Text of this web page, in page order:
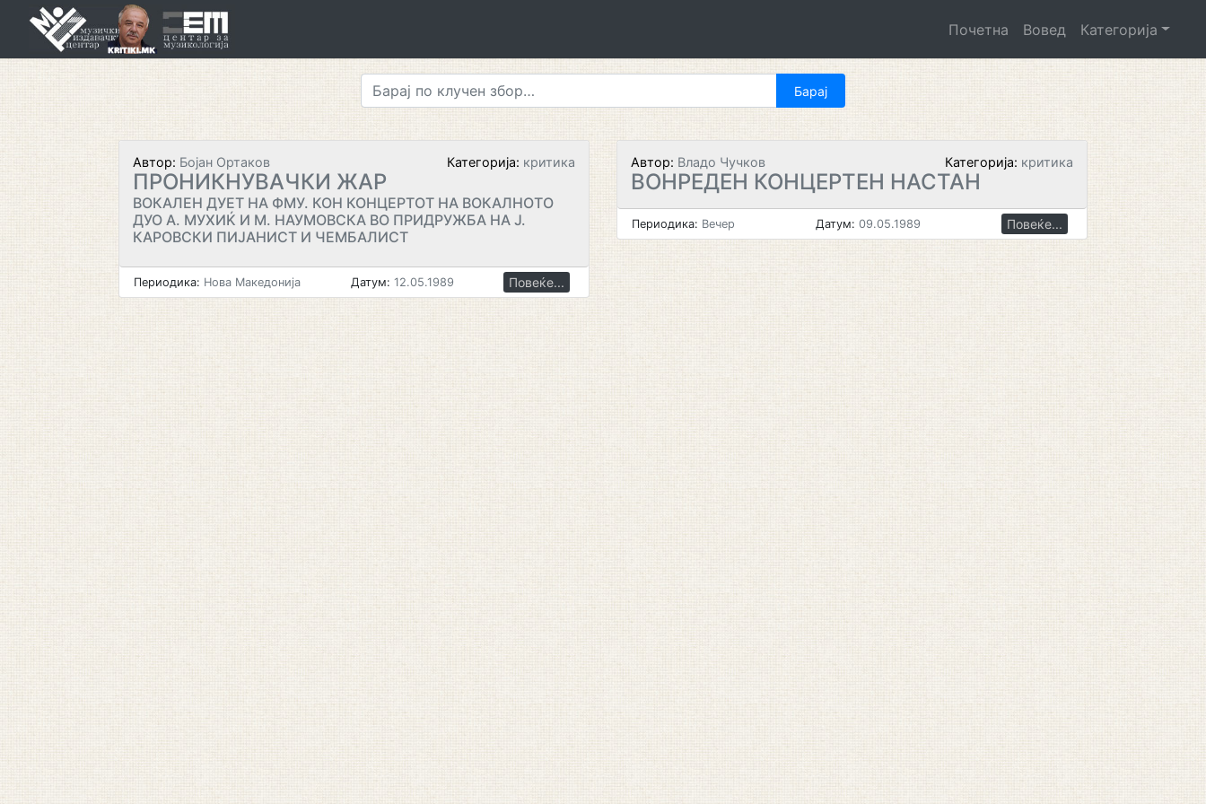
Почетна Вовед Категорија
Автор: Бојан Ортаков Категорија: критика
ПРОНИКНУВАЧКИ ЖАР
ВОКАЛЕН ДУЕТ НА ФМУ. КОН КОНЦЕРТОТ НА ВОКАЛНОТО
ДУО А. МУХИЌ И М. НАУМОВСКА ВО ПРИДРУЖБА НА Ј.
КАРОВСКИ ПИЈАНИСТ И ЧЕМБАЛИСТ
Периодика: Нова Македонија Датум: 12.05.1989 Повеќе...
Автор: Владо Чучков Категорија: критика
ВОНРЕДЕН КОНЦЕРТЕН НАСТАН
Периодика: Вечер Датум: 09.05.1989 Повеќе...